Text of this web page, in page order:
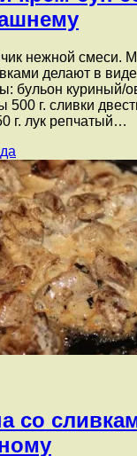
нежной смеси.
делают в
бульон куриный/
500 г. сливки
г. лук репчатый…
со